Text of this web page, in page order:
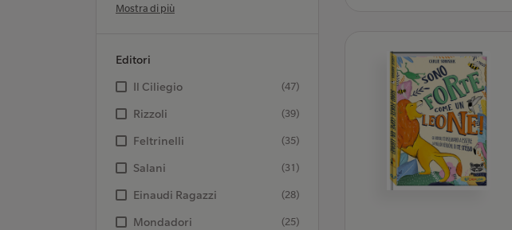
Mostra di più
Editori
Il Ciliegio
(47)
Rizzoli (39)
Feltrinelli (35)
Salani (31)
Einaudi Ragazzi (28)
Mondadori (25)